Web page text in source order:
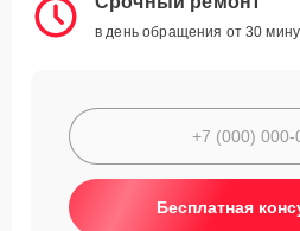
в день обращения от 30
Бесплатная